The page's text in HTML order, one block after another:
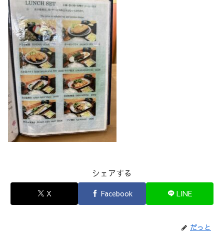
シェアする
X Facebook LINE
だっと